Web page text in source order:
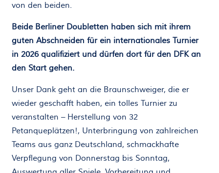
von den beiden.
Beide Berliner Doubletten haben sich mit ihrem
guten Abschneiden für ein internationales Turnier
in 2026 qualifiziert und dürfen dort für den DFK an
den Start gehen.
Unser Dank geht an die Braunschweiger, die er
wieder geschafft haben, ein tolles Turnier zu
veranstalten – Herstellung von 32
Petanqueplätzen!, Unterbringung von zahlreichen
Teams aus ganz Deutschland, schmackhafte
Verpflegung von Donnerstag bis Sonntag,